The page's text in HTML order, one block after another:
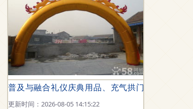
庆典焕发新活力
普及与融合礼仪庆典用品、充气拱门的新场景与
更新时间：2026-08-05 14:15:22